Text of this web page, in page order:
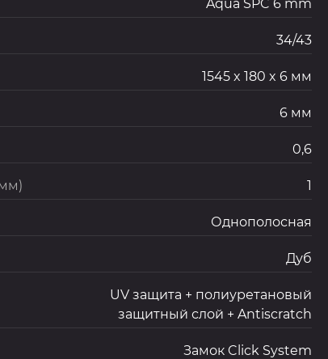
Aqua SPC 6 mm
34/43
1545 x 180 x 6 мм
6 мм
0,6
1
Однополосная
Дуб
UV защита + полиуретановый
защитный слой + Antiscratch
Замок Click System